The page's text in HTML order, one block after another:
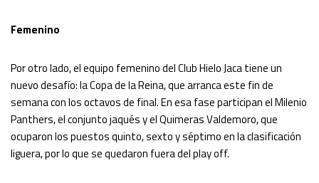
Femenino
Por otro lado, el equipo femenino del Club Hielo Jaca tiene un
nuevo desafío: la Copa de la Reina, que arranca este fin de
semana con los octavos de final. En esa fase participan el Milenio
Panthers, el conjunto jaqués y el Quimeras Valdemoro, que
ocuparon los puestos quinto, sexto y séptimo en la clasificación
liguera, por lo que se quedaron fuera del play off.